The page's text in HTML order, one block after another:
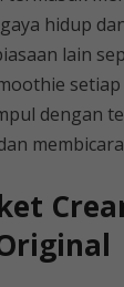
hidup
lain
dengan